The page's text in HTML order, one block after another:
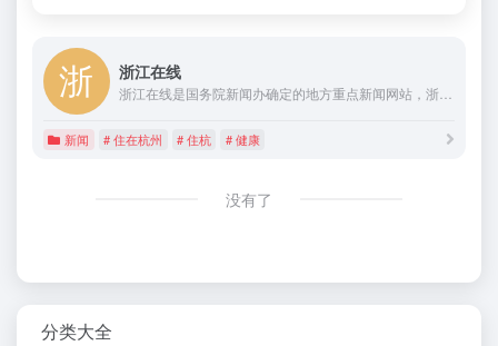
浙江在线
新闻 # 住在杭州 # 住杭 # 健康
没有了
分类大全